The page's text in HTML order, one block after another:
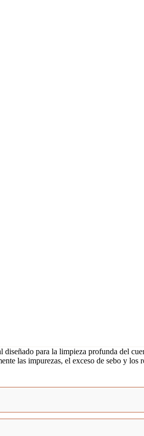
diseñado para la limpieza profunda del
las impurezas, el exceso de sebo y